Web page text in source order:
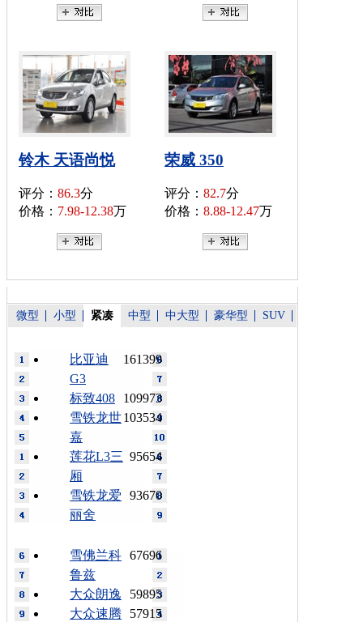
铃木 天语尚悦
评分： 86.3分
价格： 7.98-12.38万
荣威 350
评分： 82.7分
价格： 8.88-12.47万
微型 小型 紧凑 中型 中大型 豪华型 SUV
161399
比亚迪
G3
109973
标致408
103534
雪铁龙世
嘉
95654
莲花L3三
厢
93670
雪铁龙爱
丽舍
67696
雪佛兰科
鲁兹
59895
大众朗逸
57915
大众速腾